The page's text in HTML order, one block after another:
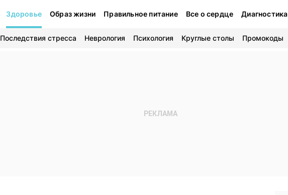
Здоровье Образ жизни Правильное питание Все о сердце Диагностика
Последствия стресса Неврология Психология Круглые столы Промокоды